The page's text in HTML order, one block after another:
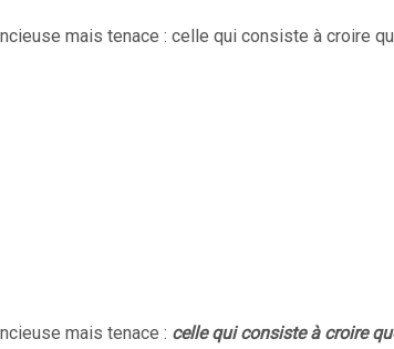
mais tenace : celle qui consiste à croire
mais tenace : celle qui consiste à croire